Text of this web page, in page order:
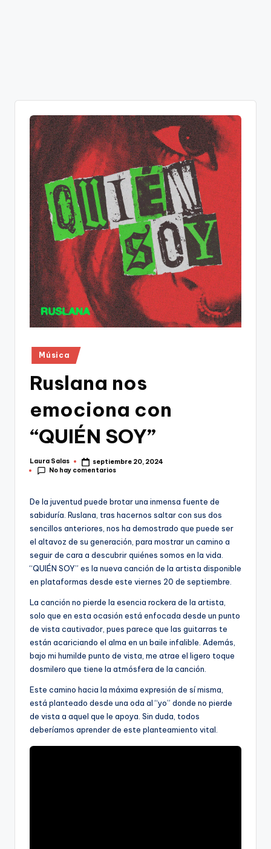
Publicado
en
Música
Ruslana nos
emociona con
“QUIÉN SOY”
Publicado
por
Laura Salas
septiembre 20, 2024
No hay comentarios
De la juventud puede brotar una inmensa fuente de
sabiduría. Ruslana, tras hacernos saltar con sus dos
sencillos anteriores, nos ha demostrado que puede ser
el altavoz de su generación, para mostrar un camino a
seguir de cara a descubrir quiénes somos en la vida.
“QUIÉN SOY” es la nueva canción de la artista disponible
en plataformas desde este viernes 20 de septiembre.
La canción no pierde la esencia rockera de la artista,
solo que en esta ocasión está enfocada desde un punto
de vista cautivador, pues parece que las guitarras te
están acariciando el alma en un baile infalible. Además,
bajo mi humilde punto de vista, me atrae el ligero toque
dosmilero que tiene la atmósfera de la canción.
Este camino hacia la máxima expresión de sí misma,
está planteado desde una oda al “yo” donde no pierde
de vista a aquel que le apoya. Sin duda, todos
deberíamos aprender de este planteamiento vital.